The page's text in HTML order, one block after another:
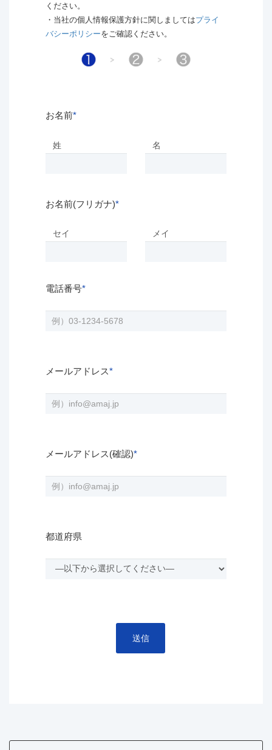
ください。
・当社の個人情報保護方針に関しましてはプライ
バシーポリシーをご確認ください。
お名前*
姓 名
お名前(フリガナ)*
セイ メイ
電話番号*
メールアドレス*
メールアドレス(確認)*
都道府県